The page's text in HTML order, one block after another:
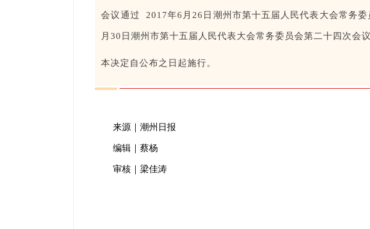
会议通过 2017年6月26日潮州市第十五届人民代表大会常务
月30日潮州市第十五届人民代表大会常务委员会第二十四次会
本决定自公布之日起施行。
来源｜潮州日报
编辑｜蔡杨
审核｜梁佳涛